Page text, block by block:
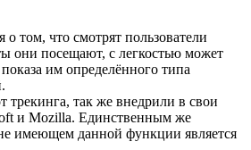
том, что смотрят пользователи
они посещают, с легкостью может
им определённого типа
так же внедрили в свои
и Mozilla. Единственным же
имеющем данной функции является